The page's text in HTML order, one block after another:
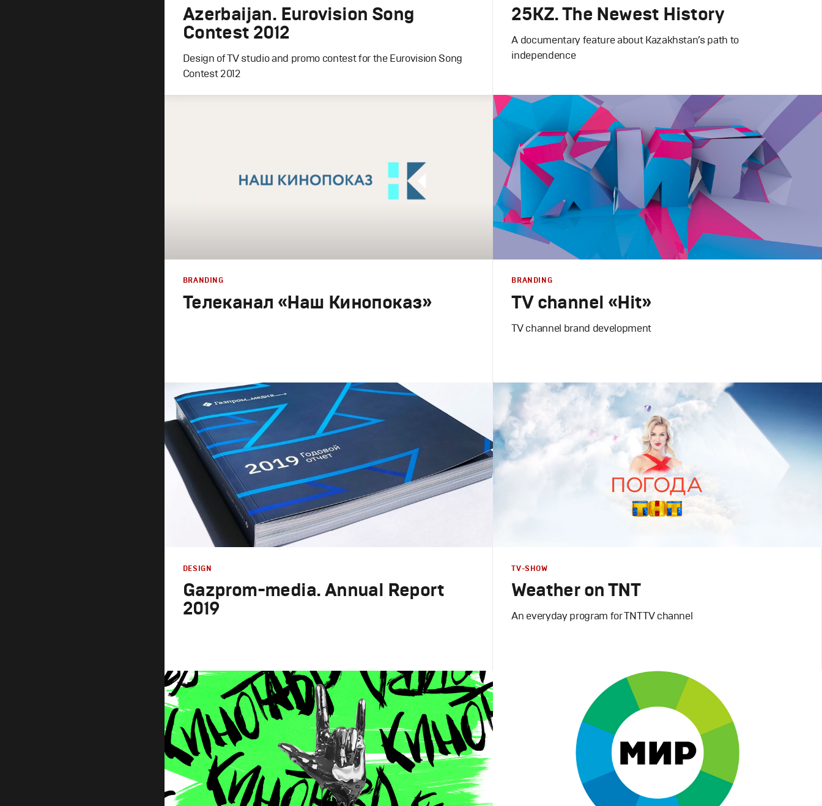
Azerbaijan. Eurovision Song
Contest 2012
Design of TV studio and promo contest for the Eurovision Song
Contest 2012
25KZ. The Newest History
A documentary feature about Kazakhstan’s path to
independence
Design,Films
Графический дизайн,Моушн-дизайн,Documentary
Телеканал «Наш Кинопоказ»
Branding,Design
Брендинг телеканалов, Графический дизайн, Моушн-дизайн
BRANDING
TV channel «Hit»
TV channel brand development
Design
Графический дизайн Моушн-дизайн
BRANDING
Gazprom-media. Annual Report
2019
Design
Графический дизайн
DESIGN
Weather on TNT
An everyday program for TNT TV channel
Графический дизайн Моушн-дизайн,Полный цикл
TV-SHOW